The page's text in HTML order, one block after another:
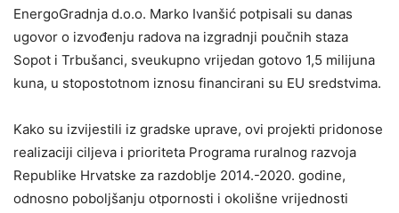
EnergoGradnja d.o.o. Marko Ivanšić potpisali su danas
ugovor o izvođenju radova na izgradnji poučnih staza
Sopot i Trbušanci, sveukupno vrijedan gotovo 1,5 milijuna
kuna, u stopostotnom iznosu financirani su EU sredstvima.
Kako su izvijestili iz gradske uprave, ovi projekti pridonose
realizaciji ciljeva i prioriteta Programa ruralnog razvoja
Republike Hrvatske za razdoblje 2014.-2020. godine,
odnosno poboljšanju otpornosti i okolišne vrijednosti